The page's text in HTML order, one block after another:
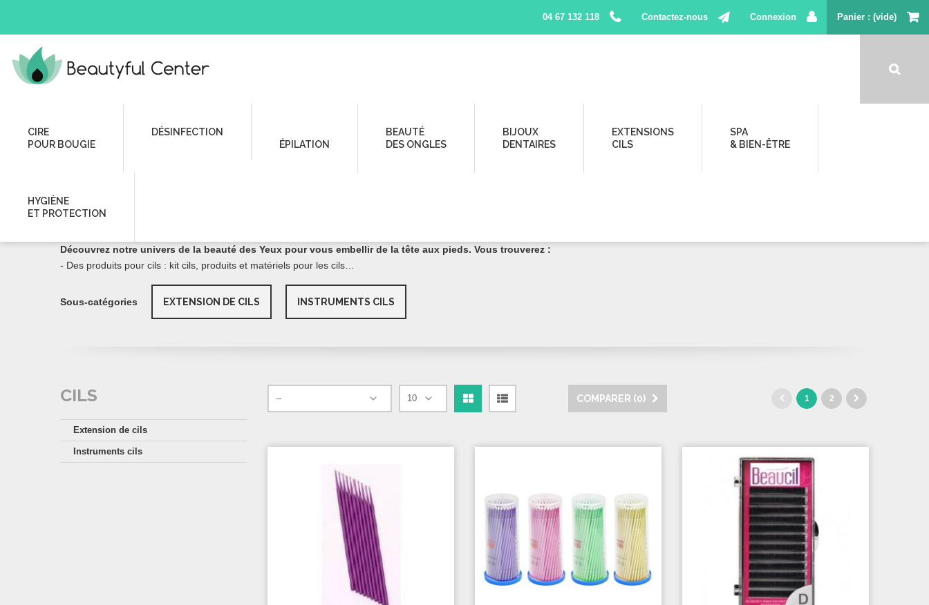
04 67 132 118 Contactez-nous Connexion Panier (vide)
CIRE
POUR BOUGIE
DÉSINFECTION
ÉPILATION
BEAUTÉ
DES ONGLES
BIJOUX
DENTAIRES
EXTENSIONS
CILS
SPA
& BIEN-ÊTRE
HYGIÈNE
ET PROTECTION
Découvrez notre univers de la beauté des Yeux pour vous embellir de la tête aux pieds. Vous trouverez :
- Des produits pour cils : kit cils, produits et matériels pour les cils…
Sous-catégories EXTENSION DE CILS INSTRUMENTS CILS
CILS
Extension de cils
Instruments cils
Grille Liste
COMPARER (0) 1 2